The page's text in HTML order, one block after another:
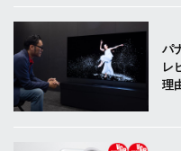
パ
レ
理